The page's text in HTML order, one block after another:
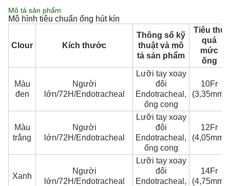
Mô tả sản phẩm
Mô hình tiêu chuẩn ống hút kín
Clour Kích thước
Thông số kỹ
thuật và mô
tả sản phẩm
Tiêu thụ
quá
mức
ống
Màu
đen
Người
lớn/72H/Endotracheal
Lưỡi tay xoay
đôi
Endotracheal,
ống cong
10Fr
(3,35mm)
Màu
trắng
Người
lớn/72H/Endotracheal
Lưỡi tay xoay
đôi
Endotracheal,
ống cong
12Fr
(4,05mm)
Xanh
Người
lớn/72H/Endotracheal
Lưỡi tay xoay
đôi
Endotracheal,
14Fr
(4,75mm)